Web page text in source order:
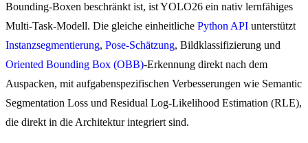
Bounding-Boxen beschränkt ist, ist YOLO26 ein nativ lernfähiges
Multi-Task-Modell. Die gleiche einheitliche Python API unterstützt
Instanzsegmentierung, Pose-Schätzung, Bildklassifizierung und
Oriented Bounding Box (OBB)-Erkennung direkt nach dem
Auspacken, mit aufgabenspezifischen Verbesserungen wie Semantic
Segmentation Loss und Residual Log-Likelihood Estimation (RLE),
die direkt in die Architektur integriert sind.